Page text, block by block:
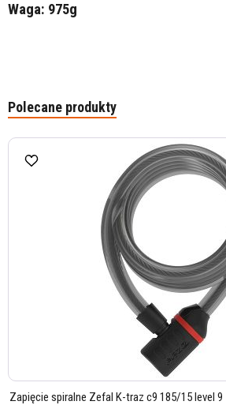
Waga: 975g
Polecane produkty
Zapięcie spiralne Zefal K-traz c9 185/15 level 9